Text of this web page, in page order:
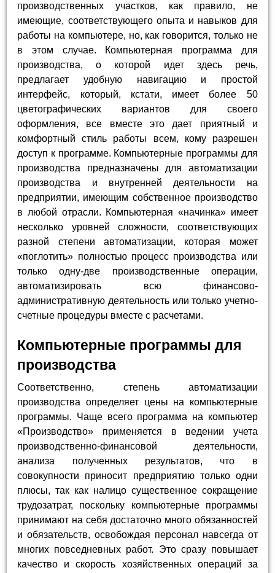
производственных участков, как правило, не
имеющие, соответствующего опыта и навыков для
работы на компьютере, но, как говорится, только не
в этом случае. Компьютерная программа для
производства, о которой идет здесь речь,
предлагает удобную навигацию и простой
интерфейс, который, кстати, имеет более 50
цветографических вариантов для своего
оформления, все вместе это дает приятный и
комфортный стиль работы всем, кому разрешен
доступ к программе. Компьютерные программы для
производства предназначены для автоматизации
производства и внутренней деятельности на
предприятии, имеющим собственное производство
в любой отрасли. Компьютерная «начинка» имеет
несколько уровней сложности, соответствующих
разной степени автоматизации, которая может
«поглотить» полностью процесс производства или
только одну-две производственные операции,
автоматизировать всю финансово-
административную деятельность или только учетно-
счетные процедуры вместе с расчетами.
Компьютерные программы для
производства
Соответственно, степень автоматизации
производства определяет цены на компьютерные
программы. Чаще всего программа на компьютер
«Производство» применяется в ведении учета
производственно-финансовой деятельности,
анализа полученных результатов, что в
совокупности приносит предприятию только одни
плюсы, так как налицо существенное сокращение
трудозатрат, поскольку компьютерные программы
принимают на себя достаточно много обязанностей
и обязательств, освобождая персонал навсегда от
многих повседневных работ. Это сразу повышает
качество и скорость хозяйственных операций за